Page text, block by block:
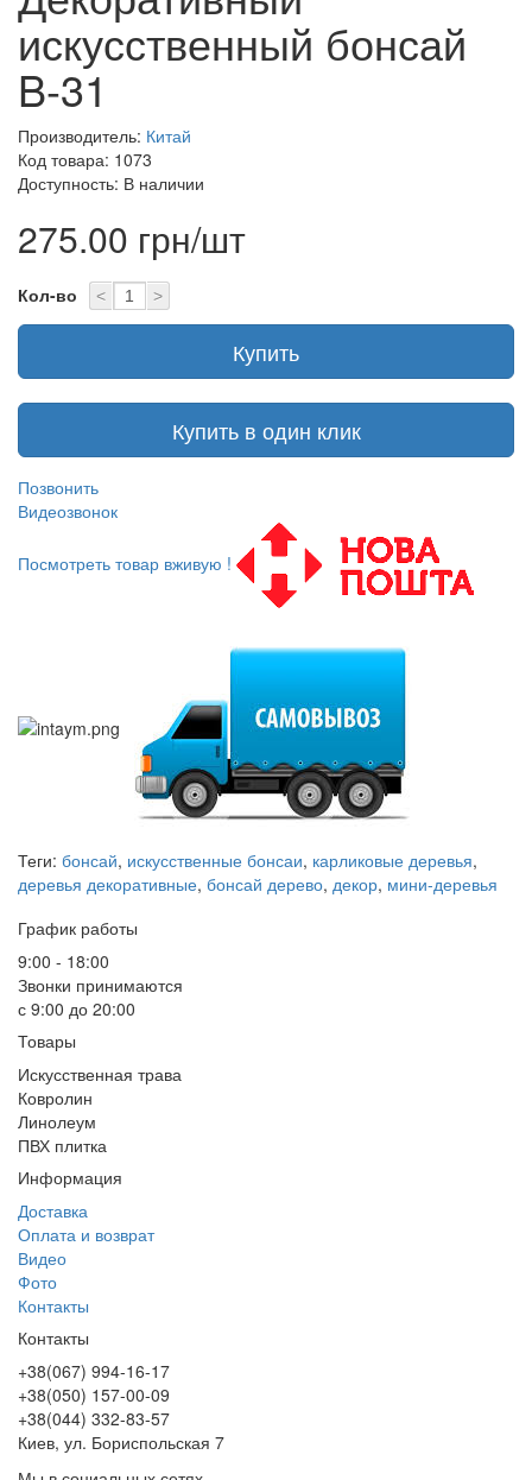
искусственный бонсай
B-31
Производитель: Китай
Код товара: 1073
Доступность: В наличии
275.00 грн/шт
Кол-во < >
Купить
Купить в один клик
Позвонить
Видеозвонок
Посмотреть товар вживую !
Теги: бонсай, искусственные бонсаи, карликовые деревья,
деревья декоративные, бонсай дерево, декор, мини-деревья
График работы
9:00 - 18:00
Звонки принимаются
с 9:00 до 20:00
Товары
Искусственная трава
Ковролин
Линолеум
ПВХ плитка
Информация
Доставка
Оплата и возврат
Видео
Фото
Контакты
Контакты
+38(067) 994-16-17
+38(050) 157-00-09
+38(044) 332-83-57
Киев, ул. Бориспольская 7